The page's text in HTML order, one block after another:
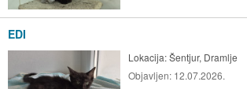
EDI
Lokacija:Šentjur, Dramlje
Objavljen: 12.07.2026.